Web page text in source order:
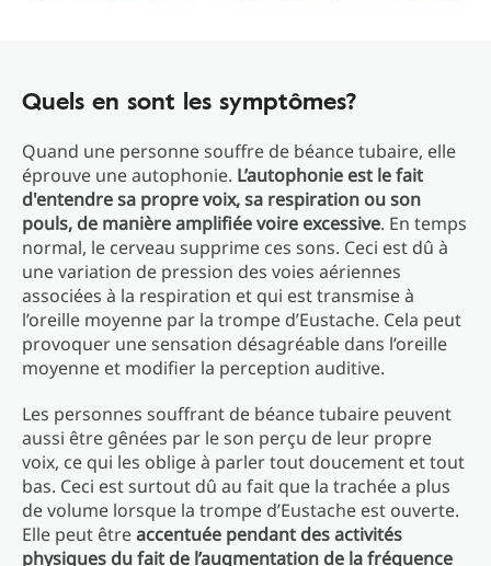
Quels en sont les symptômes?
Quand une personne souffre de béance tubaire, elle
éprouve une autophonie. L’autophonie est le fait
d'entendre sa propre voix, sa respiration ou son
pouls, de manière amplifiée voire excessive. En temps
normal, le cerveau supprime ces sons. Ceci est dû à
une variation de pression des voies aériennes
associées à la respiration et qui est transmise à
l’oreille moyenne par la trompe d’Eustache. Cela peut
provoquer une sensation désagréable dans l’oreille
moyenne et modifier la perception auditive.
Les personnes souffrant de béance tubaire peuvent
aussi être gênées par le son perçu de leur propre
voix, ce qui les oblige à parler tout doucement et tout
bas. Ceci est surtout dû au fait que la trachée a plus
de volume lorsque la trompe d’Eustache est ouverte.
Elle peut êtreaccentuée pendant des activités
physiques du fait de l’augmentation de la fréquence